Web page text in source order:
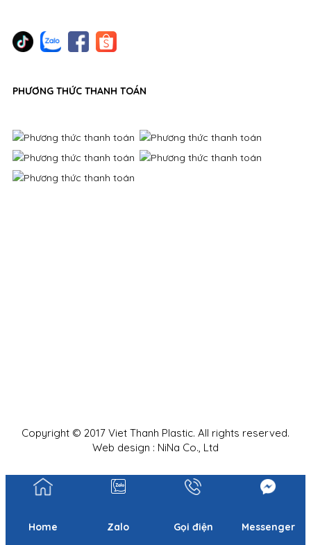
PHƯƠNG THỨC THANH TOÁN
Copyright © 2017 Viet Thanh Plastic. All rights reserved.
Web design : NiNa Co., Ltd
Home Gọi điện
Zalo Messenger